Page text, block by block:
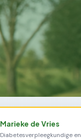
Marieke de Vries
Diabetesverpleegkundige en